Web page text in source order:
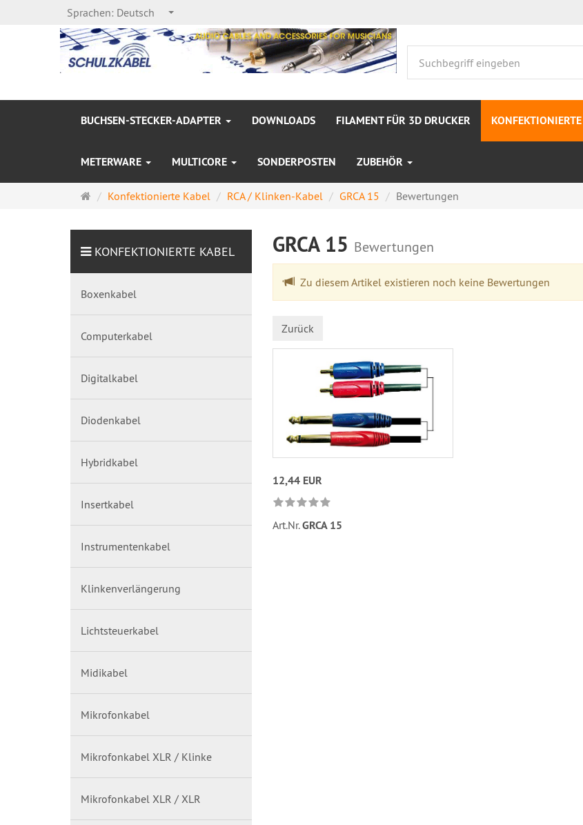
Sprachen: Deutsch
BUCHSEN-STECKER-ADAPTER DOWNLOADS FILAMENT FÜR 3D DRUCKER
METERWARE MULTICORE SONDERPOSTEN ZUBEHÖR
Startseite
Konfektionierte Kabel RCA / Klinken-Kabel GRCA 15 Bewertungen
GRCA 15 Bewertungen
Zu diesem Artikel existieren noch keine Bewertungen
Zurück
12,44 EUR
Art.Nr.GRCA 15
KONFEKTIONIERTE KABEL
Boxenkabel
Computerkabel
Digitalkabel
Diodenkabel
Hybridkabel
Insertkabel
Instrumentenkabel
Klinkenverlängerung
Lichtsteuerkabel
Midikabel
Mikrofonkabel
Mikrofonkabel XLR / Klinke
Mikrofonkabel XLR / XLR